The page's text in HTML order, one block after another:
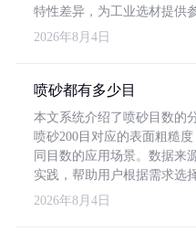
特性差异，为工业选材提供
2026年8月4日
喷砂都有多少目
本文系统介绍了喷砂目数的
喷砂200目对应的表面粗糙
同目数的应用场景。数据来
实践，帮助用户根据需求选
2026年8月4日